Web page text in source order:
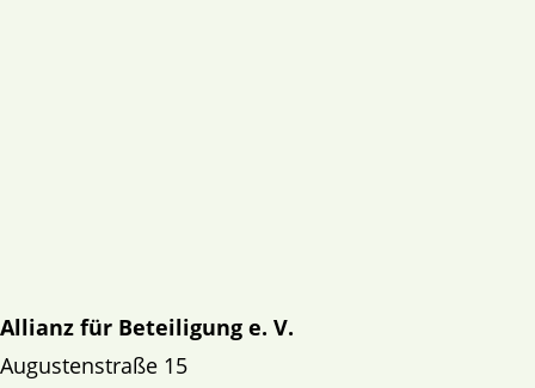
Allianz für Beteiligung e. V.
Augustenstraße 15